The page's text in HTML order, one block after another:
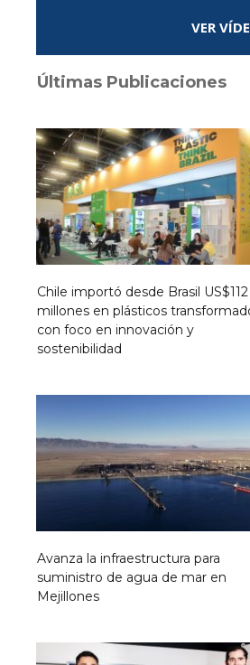
VER
Últimas Publicaciones
Chile importó desde Brasil US$112
millones en plásticos
con foco en innovación y
sostenibilidad
Avanza la infraestructura para
suministro de agua de mar en
Mejillones